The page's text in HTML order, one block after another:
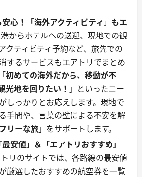
心！「海外アクティビティ」もエ
からホテルへの送迎、現地での観
クティビティ予約など、旅先での
するサービスもエアトリでまとめ
初めての海外だから、移動が不
光地を回りたい！ 」といったニー
しっかりとお応えします。現地で
手間や、言葉の壁による不安を解
リーな旅」をサポートします。
安値」＆「エアトリおすすめ」
リのサイトでは、各路線の最安値
厳選したおすすめの航空券を一覧